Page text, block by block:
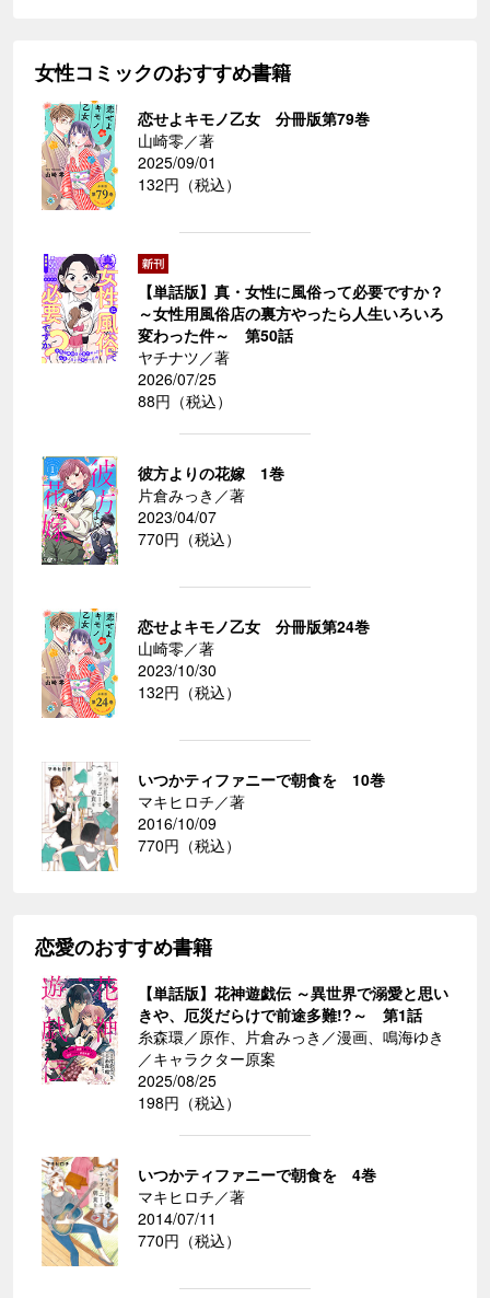
女性コミックのおすすめ書籍
恋せよキモノ乙女 分冊版第79巻
山崎零／著
2025/09/01
132円（税込）
【単話版】真・女性に風俗って必要ですか？
～女性用風俗店の裏方やったら人生いろいろ
変わった件～ 第50話
ヤチナツ／著
2026/07/25
88円（税込）
彼方よりの花嫁 1巻
片倉みっき／著
2023/04/07
770円（税込）
恋せよキモノ乙女 分冊版第24巻
山崎零／著
2023/10/30
132円（税込）
いつかティファニーで朝食を 10巻
マキヒロチ／著
2016/10/09
770円（税込）
恋愛のおすすめ書籍
【単話版】花神遊戯伝 ～異世界で溺愛と思い
きや、厄災だらけで前途多難!?～ 第1話
糸森環／原作、片倉みっき／漫画、鳴海ゆき
／キャラクター原案
2025/08/25
198円（税込）
いつかティファニーで朝食を 4巻
マキヒロチ／著
2014/07/11
770円（税込）